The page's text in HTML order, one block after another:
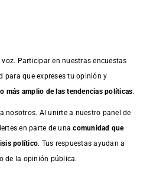
Participar en nuestras encuestas
para que expreses tu opinión y
más amplio de las tendencias políticas.
nosotros. Al unirte a nuestro panel de
en parte de unacomunidad que
político. Tus respuestas ayudan a
de la opinión pública.